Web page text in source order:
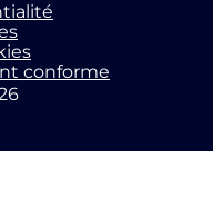
conforme